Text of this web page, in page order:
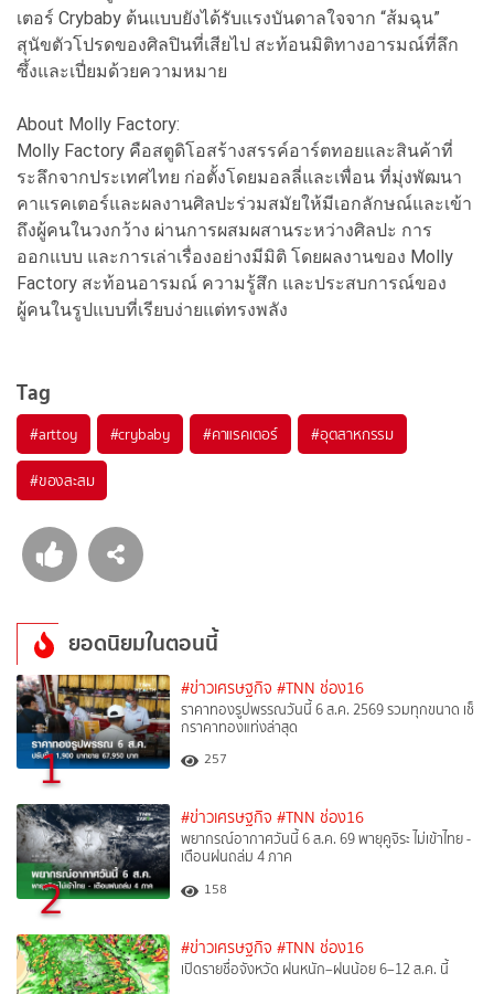
เตอร์ Crybaby ต้นแบบยังได้รับแรงบันดาลใจจาก “ส้มฉุน”
สุนัขตัวโปรดของศิลปินที่เสียไป สะท้อนมิติทางอารมณ์ที่ลึก
ซึ้งและเปี่ยมด้วยความหมาย
About Molly Factory:
Molly Factory คือสตูดิโอสร้างสรรค์อาร์ตทอยและสินค้าที่
ระลึกจากประเทศไทย ก่อตั้งโดยมอลลี่และเพื่อน ที่มุ่งพัฒนา
คาแรคเตอร์และผลงานศิลปะร่วมสมัยให้มีเอกลักษณ์และเข้า
ถึงผู้คนในวงกว้าง ผ่านการผสมผสานระหว่างศิลปะ การ
ออกแบบ และการเล่าเรื่องอย่างมีมิติ โดยผลงานของ Molly
Factory สะท้อนอารมณ์ ความรู้สึก และประสบการณ์ของ
ผู้คนในรูปแบบที่เรียบง่ายแต่ทรงพลัง
Tag
#arttoy #crybaby #คาแรคเตอร์ #อุตสาหกรรม
#ของสะสม
ยอดนิยมในตอนนี้
1
#ข่าวเศรษฐกิจ #TNN ช่อง16
ราคาทองรูปพรรณวันนี้ 6 ส.ค. 2569 รวมทุกขนาด เช็
กราคาทองแท่งล่าสุด
257
2
#ข่าวเศรษฐกิจ #TNN ช่อง16
พยากรณ์อากาศวันนี้ 6 ส.ค. 69 พายุคูจิระ ไม่เข้าไทย -
เตือนฝนถล่ม 4 ภาค
158
#ข่าวเศรษฐกิจ #TNN ช่อง16
เปิดรายชื่อจังหวัด ฝนหนัก–ฝนน้อย 6–12 ส.ค. นี้